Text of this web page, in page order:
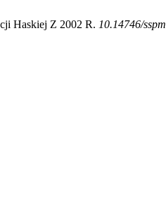
Haskiej Z 2002 R. 10.14746/sspm